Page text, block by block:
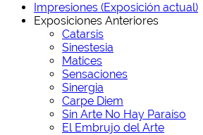
Impresiones (Exposición actual)
Exposiciones Anteriores
Catarsis
Sinestesia
Matices
Sensaciones
Sinergia
Carpe Diem
Sin Arte No Hay Paraíso
El Embrujo del Arte